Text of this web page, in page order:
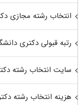
انتخاب رشته مجازی
رتبه قبولی دکتری
سایت انتخاب رشته
هزینه انتخاب رشته